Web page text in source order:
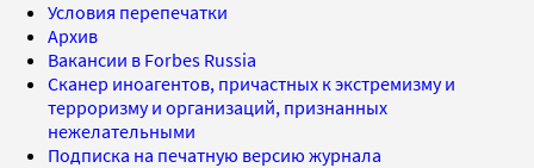
Условия перепечатки
Архив
Вакансии в Forbes Russia
Сканер иноагентов, причастных к экстремизму и
терроризму и организаций, признанных
нежелательными
Подписка на печатную версию журнала